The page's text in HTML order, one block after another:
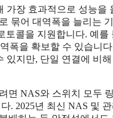
가장 효과적으로 성능을
묶어 대역폭을 늘리는
토콜을 지원합니다. 예
폭을 확보할 수 있습니
있지만, 단일 연결에 비
면 NAS와 스위치 모두
. 2025년 최신 NAS 및